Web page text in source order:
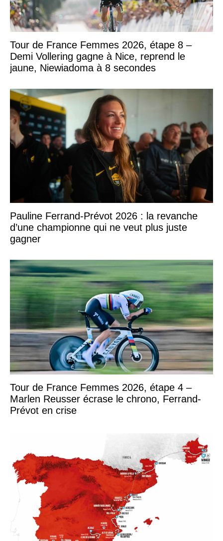
Tour de France Femmes 2026, étape 8 –
Demi Vollering gagne à Nice, reprend le
jaune, Niewiadoma à 8 secondes
Pauline Ferrand-Prévot 2026 : la revanche
d’une championne qui ne veut plus juste
gagner
Tour de France Femmes 2026, étape 4 –
Marlen Reusser écrase le chrono, Ferrand-
Prévot en crise